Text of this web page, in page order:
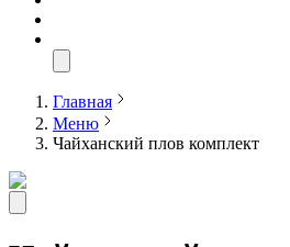
Главная
Меню
Чайханский плов комплект